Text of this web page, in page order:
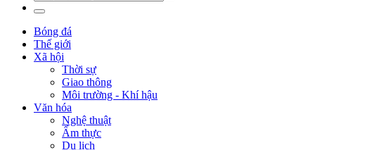
Bóng đá
Thế giới
Xã hội
Thời sự
Giao thông
Môi trường - Khí hậu
Văn hóa
Nghệ thuật
Ẩm thực
Du lịch